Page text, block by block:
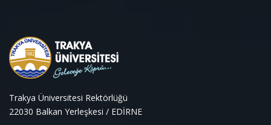
Trakya Üniversitesi Rektörlüğü
22030 Balkan Yerleşkesi / EDİRNE